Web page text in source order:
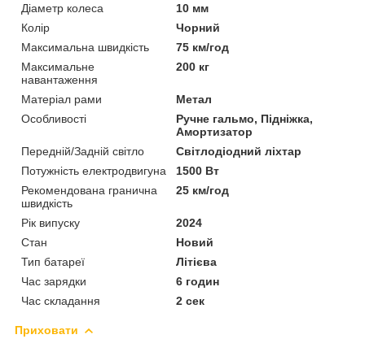
Діаметр колеса
10 мм
Колір
Чорний
Максимальна швидкість
75 км/год
Максимальне
навантаження
200 кг
Матеріал рами
Метал
Особливості
Ручне гальмо, Підніжка,
Амортизатор
Передній/Задній світло
Світлодіодний ліхтар
Потужність електродвигуна
1500 Вт
Рекомендована гранична
швидкість
25 км/год
Рік випуску
2024
Стан
Новий
Тип батареї
Літієва
Час зарядки
6 годин
Час складання
2 сек
Приховати